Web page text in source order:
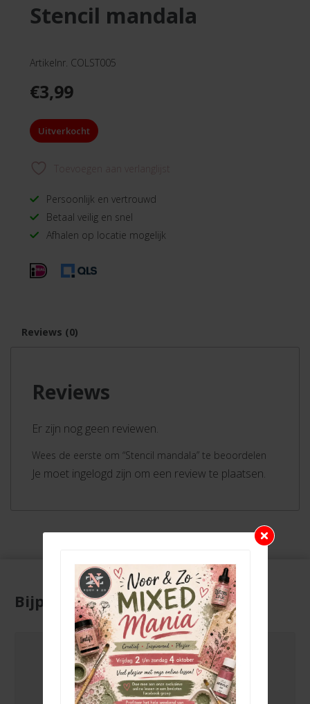
stencil mandala
Artikelnr. COLST005
€3,99
Uitverkocht
Persoonlijk en vertrouwd
Betaal veilig en snel
Afhalen op locatie mogelijk
Reviews (0)
Reviews
Er zijn nog geen reviewen.
Wees de eerste om “Stencil mandala” te beoordelen
Je moet ingelogd zijn om een review te plaatsen.
Bijpassende producten